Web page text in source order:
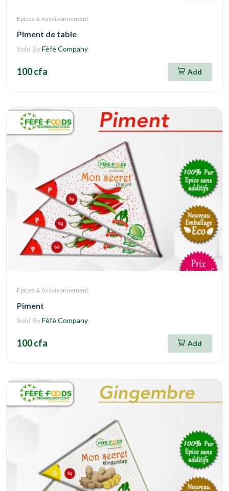
Epices & Assaisonnement
Piment de table
Sold ByFèfè Company
100 cfa Add
Epices & Assaisonnement
Piment
Sold ByFèfè Company
100 cfa Add